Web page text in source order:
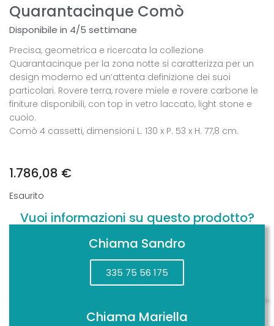
Quarantacinque Comò
Disponibile in 4/5 settimane
Precisa, geometrica e ricercata la collezione
Quarantacinque per la zona notte si caratterizza per un
design moderno ed un’attenta definizione dei suoi
particolari. Rovere terra, rovere miele e rovere carbone le
finiture disponibili, con top in vetro laccato, light stone e
cuoio.
Comò 4 cassetti, dimensioni L. 130 x P. 53 x H. 77,8 cm.
1.786,08 €
Esaurito
Vuoi informazioni su questo prodotto?
Chiama Sandro
335 75 56 175
Chiama Mariella